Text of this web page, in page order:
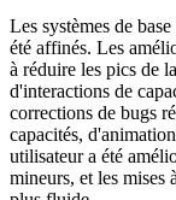
Les systèmes de
été affinés. Les
à réduire les pics de
d'interactions de
corrections de bugs
capacités,
utilisateur a été
mineurs, et les mises